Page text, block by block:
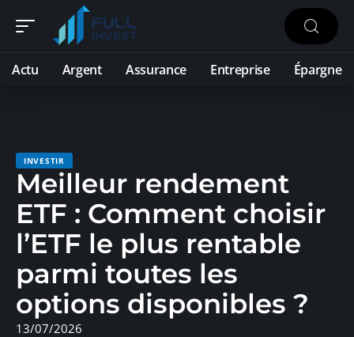
Actu Argent Assurance Entreprise Épargne
INVESTIR
Meilleur rendement
ETF : Comment choisir
l’ETF le plus rentable
parmi toutes les
options disponibles ?
13/07/2026